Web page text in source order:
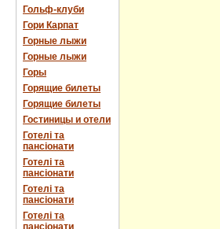
Гольф-клуби
Гори Карпат
Горные лыжи
Горные лыжи
Горы
Горящие билеты
Горящие билеты
Гостиницы и отели
Готелі та
пансіонати
Готелі та
пансіонати
Готелі та
пансіонати
Готелі та
пансіонати